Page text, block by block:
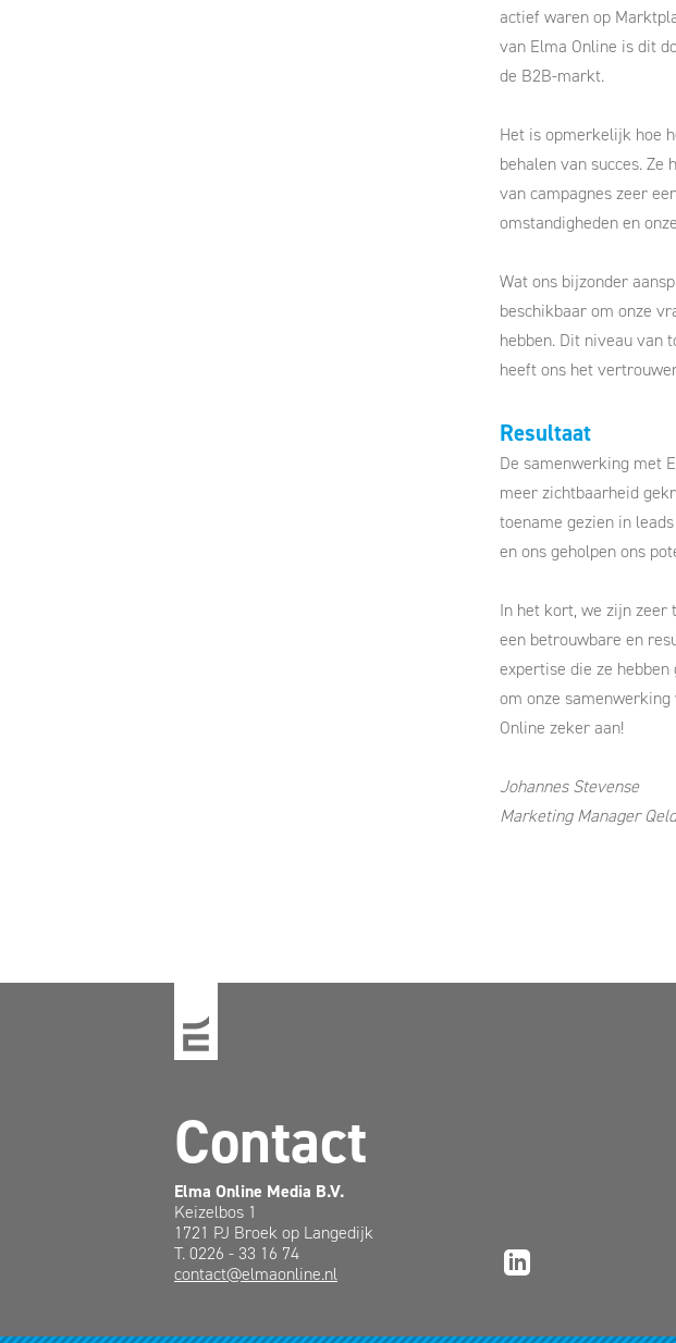
actief waren op
van Elma Online is dit
de B2B-markt.
Het is opmerkelijk hoe
behalen van succes.
van campagnes zeer
omstandigheden en
Wat ons bijzonder
beschikbaar om onze
hebben. Dit niveau van
heeft ons het
Resultaat
De samenwerking met
meer zichtbaarheid
toename gezien in
en ons geholpen ons
In het kort, we zijn zeer
een betrouwbare en
expertise die ze
om onze
Online zeker aan!
Johannes Stevense
Marketing Manager Qeld
Contact
Elma Online Media B.V.
Keizelbos 1
1721 PJ Broek op Langedijk
T. 0226 - 33 16 74
contact@elmaonline.nl